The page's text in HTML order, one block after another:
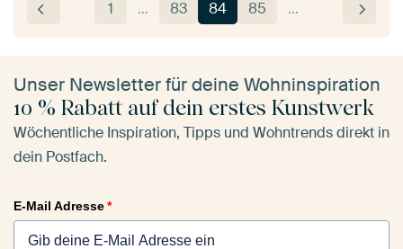
1 … 83 84 85 …
Unser Newsletter für deine Wohninspiration
10 % Rabatt auf dein erstes Kunstwerk
Wöchentliche Inspiration, Tipps und Wohntrends direkt in
dein Postfach.
E-Mail Adresse*